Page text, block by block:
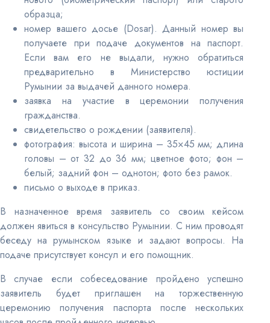
образца;
номер вашего досье (Dosar). Данный номер вы
получаете при подаче документов на паспорт.
Если вам его не выдали, нужно обратиться
предварительно в Министерство юстиции
Румынии за выдачей данного номера.
заявка на участие в церемонии получения
гражданства.
свидетельство о рождении (заявителя).
фотография: высота и ширина – 35×45 мм; длина
головы – от 32 до 36 мм; цветное фото; фон –
белый; задний фон – однотон; фото без рамок.
письмо о выходе в приказ.
В назначенное время заявитель со своим кейсом
должен явиться в консульство Румынии. С ним проводят
беседу на румынском языке и задают вопросы. На
подаче присутствует консул и его помощник.
В случае если собеседование пройдено успешно
заявитель будет приглашен на торжественную
церемонию получения паспорта после нескольких